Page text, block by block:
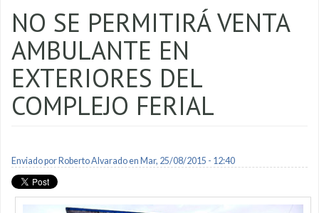
NO SE PERMITIRÁ VENTA
AMBULANTE EN
EXTERIORES DEL
COMPLEJO FERIAL
Enviado por Roberto Alvaradoen Mar, 25/08/2015 - 12:40